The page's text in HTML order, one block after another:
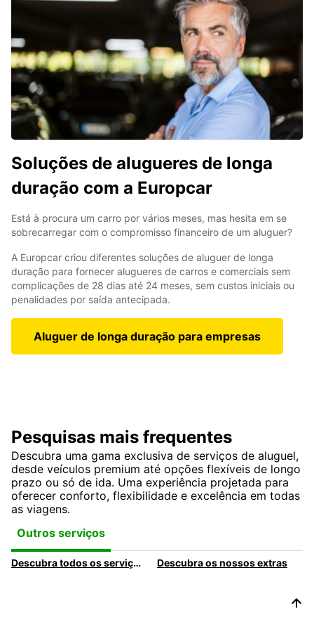
Soluções de alugueres de longa
duração com a Europcar
Está à procura um carro por vários meses, mas hesita em se
sobrecarregar com o compromisso financeiro de um aluguer?
A Europcar criou diferentes soluções de aluguer de longa
duração para fornecer alugueres de carros e comerciais sem
complicações de 28 dias até 24 meses, sem custos iniciais ou
penalidades por saída antecipada.
Aluguer de longa duração para empresas
Pesquisas mais frequentes
Descubra uma gama exclusiva de serviços de aluguel,
desde veículos premium até opções flexíveis de longo
prazo ou só de ida. Uma experiência projetada para
oferecer conforto, flexibilidade e excelência em todas
as viagens.
Outros serviços
Descubra todos os serviços e produtos de aluguer de automóveis na Europcar Descubra os nossos extras